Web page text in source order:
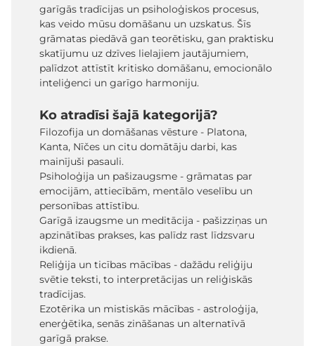
garīgās tradīcijas un psiholoģiskos procesus,
kas veido mūsu domāšanu un uzskatus. Šīs
grāmatas piedāvā gan teorētisku, gan praktisku
skatījumu uz dzīves lielajiem jautājumiem,
palīdzot attīstīt kritisko domāšanu, emocionālo
inteliģenci un garīgo harmoniju.
Ko atradīsi šajā kategorijā?
Filozofija un domāšanas vēsture - Platona,
Kanta, Nīčes un citu domātāju darbi, kas
mainījuši pasauli.
Psiholoģija un pašizaugsme - grāmatas par
emocijām, attiecībām, mentālo veselību un
personības attīstību.
Garīgā izaugsme un meditācija - pašizziņas un
apzinātības prakses, kas palīdz rast līdzsvaru
ikdienā.
Reliģija un ticības mācības - dažādu reliģiju
svētie teksti, to interpretācijas un reliģiskās
tradīcijas.
Ezotērika un mistiskās mācības - astroloģija,
enerģētika, senās zināšanas un alternatīvā
garīgā prakse.